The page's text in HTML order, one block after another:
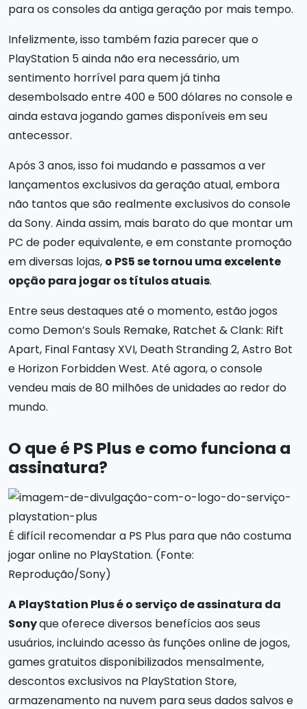
para os consoles da antiga geração por mais tempo.
Infelizmente, isso também fazia parecer que o
PlayStation 5 ainda não era necessário, um
sentimento horrível para quem já tinha
desembolsado entre 400 e 500 dólares no console e
ainda estava jogando games disponíveis em seu
antecessor.
Após 3 anos, isso foi mudando e passamos a ver
lançamentos exclusivos da geração atual, embora
não tantos que são realmente exclusivos do console
da Sony. Ainda assim, mais barato do que montar um
PC de poder equivalente, e em constante promoção
em diversas lojas, o PS5 se tornou uma excelente
opção para jogar os títulos atuais.
Entre seus destaques até o momento, estão jogos
como Demon’s Souls Remake, Ratchet & Clank: Rift
Apart, Final Fantasy XVI, Death Stranding 2, Astro Bot
e Horizon Forbidden West. Até agora, o console
vendeu mais de 80 milhões de unidades ao redor do
mundo.
O que é PS Plus e como funciona a
assinatura?
É difícil recomendar a PS Plus para que não costuma
jogar online no PlayStation. (Fonte:
Reprodução/Sony)
A PlayStation Plus é o serviço de assinatura da
Sonyque oferece diversos benefícios aos seus
usuários, incluindo acesso às funções online de jogos,
games gratuitos disponibilizados mensalmente,
descontos exclusivos na PlayStation Store,
armazenamento na nuvem para seus dados salvos e